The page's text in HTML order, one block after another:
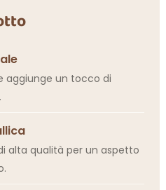
aggiunge un tocco di
alta qualità per un aspetto